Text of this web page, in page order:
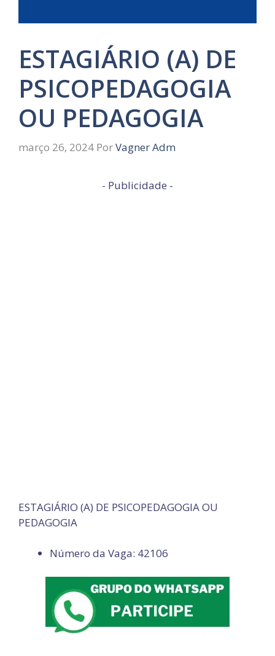
ESTAGIÁRIO (A) DE
PSICOPEDAGOGIA
OU PEDAGOGIA
março 26, 2024 PorVagner Adm
- Publicidade -
ESTAGIÁRIO (A) DE PSICOPEDAGOGIA OU
PEDAGOGIA
Número da Vaga: 42106